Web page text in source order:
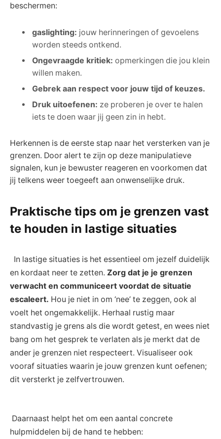
beschermen:
gaslighting: ‌jouw herinneringen‍ of gevoelens ​
worden steeds ontkend.
Ongevraagde kritiek: opmerkingen die jou klein
willen⁤ maken.
Gebrek ⁣aan​ respect⁣ voor jouw​ tijd of⁤ keuzes.
Druk uitoefenen: ze proberen ⁢je over te halen
iets te doen waar ⁣jij geen zin ⁤in hebt.
Herkennen is de ‌eerste ⁤stap ⁢naar het ‌versterken ‍van⁤ je
grenzen. Door alert te zijn op deze manipulatieve
signalen,​ kun ​je​ bewuster reageren en voorkomen dat
jij ‍telkens‌ weer toegeeft ‌aan onwenselijke⁤ druk.
Praktische tips om⁤ je grenzen‌ vast
te houden in lastige ⁣situaties
⁣ ​ In lastige situaties is het essentieel om jezelf duidelijk
‌en kordaat neer ​te zetten. Zorg ⁢dat⁣ je je grenzen‌
verwacht en ⁤communiceert⁤ voordat‌ de‌ situatie
escaleert. Hou ‍je ⁣niet in om ‘nee’ te zeggen,⁤ ook al
voelt het ongemakkelijk. Herhaal rustig⁢ maar
standvastig je grens als⁤ die wordt getest, en wees niet
‌bang ⁣om het gesprek te verlaten als je merkt⁣ dat de
ander je grenzen niet respecteert. ​Visualiseer ook
vooraf⁢ situaties ​waarin je jouw‌ grenzen ⁤kunt oefenen;⁤
dit versterkt je zelfvertrouwen.
​ Daarnaast helpt ‍het ‍om een⁤ aantal concrete
hulpmiddelen bij de hand te‌ hebben: